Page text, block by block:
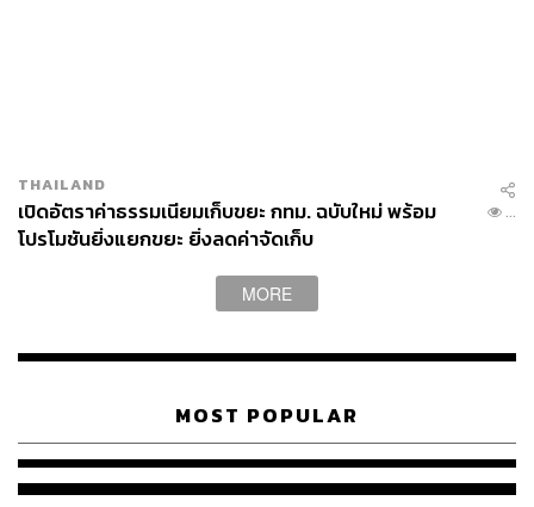
THAILAND
เปิดอัตราค่าธรรมเนียมเก็บขยะ กทม. ฉบับใหม่ พร้อม
โปรโมชันยิ่งแยกขยะ ยิ่งลดค่าจัดเก็บ
...
MORE
MOST POPULAR